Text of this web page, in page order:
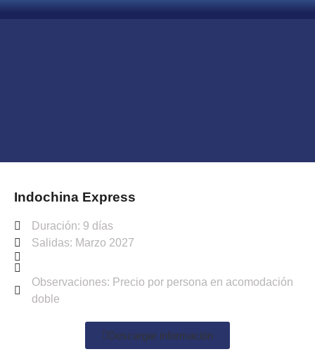
Indochina Express
Duración: 9 días
Salidas: Marzo 2027
Observaciones: Precio por persona en acomodación
doble
Descargar información